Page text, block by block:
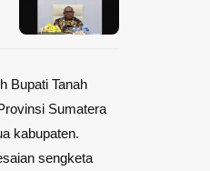
Bupati Tanah
Sumatera
kabupaten.
sengketa